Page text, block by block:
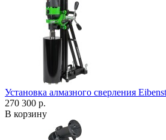
Установка алмазного сверления
270 300 р.
В корзину